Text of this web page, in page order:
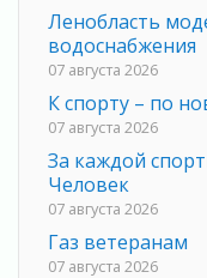
Ленобласть
водоснабжения
07 августа 2026
К спорту – по
07 августа 2026
За каждой
Человек
07 августа 2026
Газ ветеранам
07 августа 2026